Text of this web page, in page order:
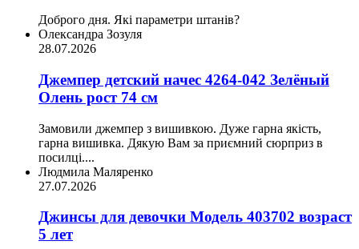
Доброго дня. Які параметри штанів?
Олександра Зозуля
28.07.2026
Джемпер детский начес 4264-042 Зелёный
Олень рост 74 см
Замовили джемпер з вишивкою. Дуже гарна якість,
гарна вишивка. Дякую Вам за приємний сюрприз в
посилці....
Людмила Маляренко
27.07.2026
Джинсы для девочки Модель 403702 возраст
5 лет